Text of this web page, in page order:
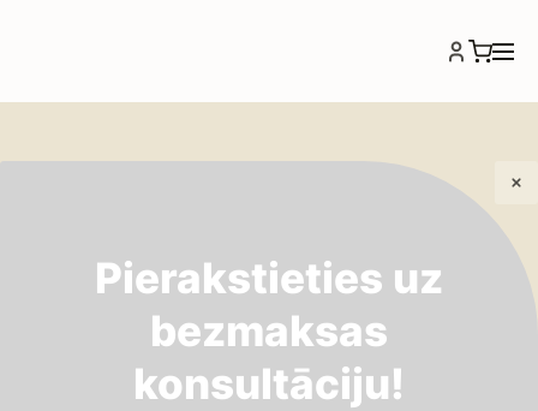
Pierakstieties uz
bezmaksas
konsultāciju!